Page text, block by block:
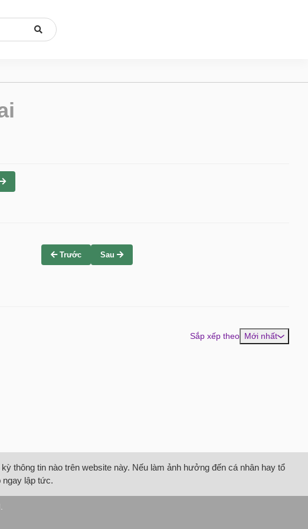
Trước Sau
Sắp xếp theo Mới nhất
thông tin nào trên website này. Nếu làm ảnh hưởng đến cá nhân hay tổ
lập tức.